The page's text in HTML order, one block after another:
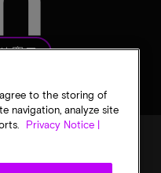
窓口
to the storing of
navigation, analyze site
Privacy Notice |